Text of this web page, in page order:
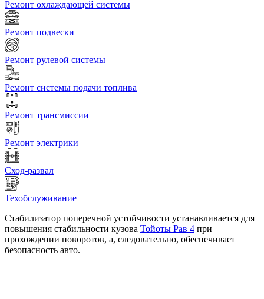
Ремонт охлаждающей системы
Ремонт подвески
Ремонт рулевой системы
Ремонт системы подачи топлива
Ремонт трансмиссии
Ремонт электрики
Сход-развал
Техобслуживание
Стабилизатор поперечной устойчивости устанавливается для
повышения стабильности кузова Тойоты Рав 4 при
прохождении поворотов, а, следовательно, обеспечивает
безопасность авто.